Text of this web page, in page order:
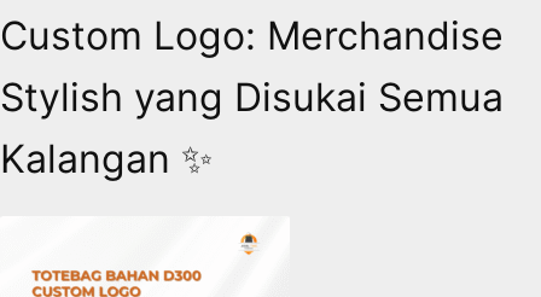
Custom Logo: Merchandise
Stylish yang Disukai Semua
Kalangan ✨